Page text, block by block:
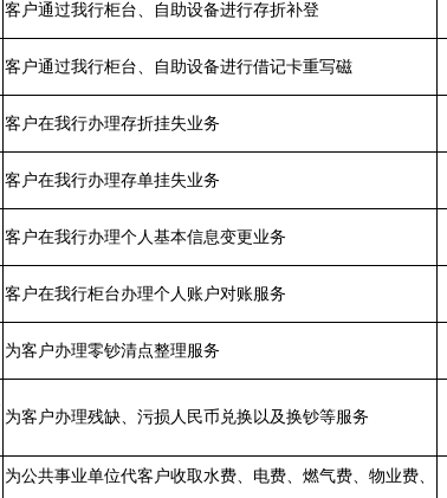
客户通过我行柜台、自助设备进行存折补登
客户通过我行柜台、自助设备进行借记卡重写磁
客户在我行办理存折挂失业务
客户在我行办理存单挂失业务
客户在我行办理个人基本信息变更业务
客户在我行柜台办理个人账户对账服务
为客户办理零钞清点整理服务
为客户办理残缺、污损人民币兑换以及换钞等服务
为公共事业单位代客户收取水费、电费、燃气费、物业费、